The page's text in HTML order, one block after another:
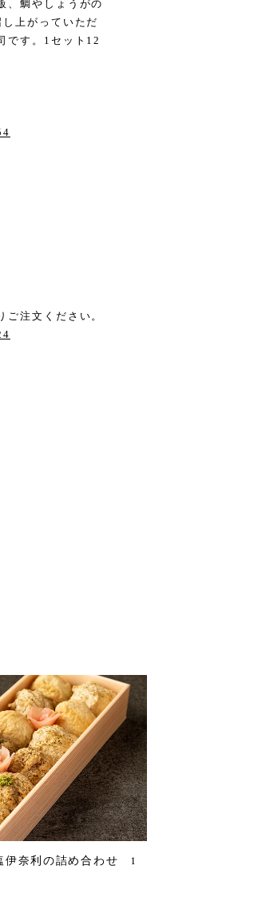
、鯛やしょうがの
上がっていただ
です。1セット12
注文ください。
伊奈利の詰め合わせ 1